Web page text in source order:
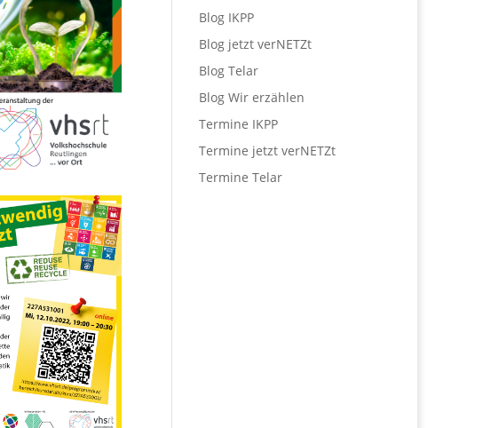
Blog IKPP
Blog jetzt verNETZt
Blog Telar
Blog Wir erzählen
Termine IKPP
Termine jetzt verNETZt
Termine Telar